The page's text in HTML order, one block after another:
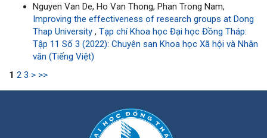
Nguyen Van De, Ho Van Thong, Phan Trong Nam,
Improving the effectiveness of research groups at Dong
Thap University , Tạp chí Khoa học Đại học Đồng Tháp:
Tập 11 Số 3 (2022): Chuyên san Khoa học Xã hội và Nhân
văn (Tiếng Việt)
1 2 3 > >>